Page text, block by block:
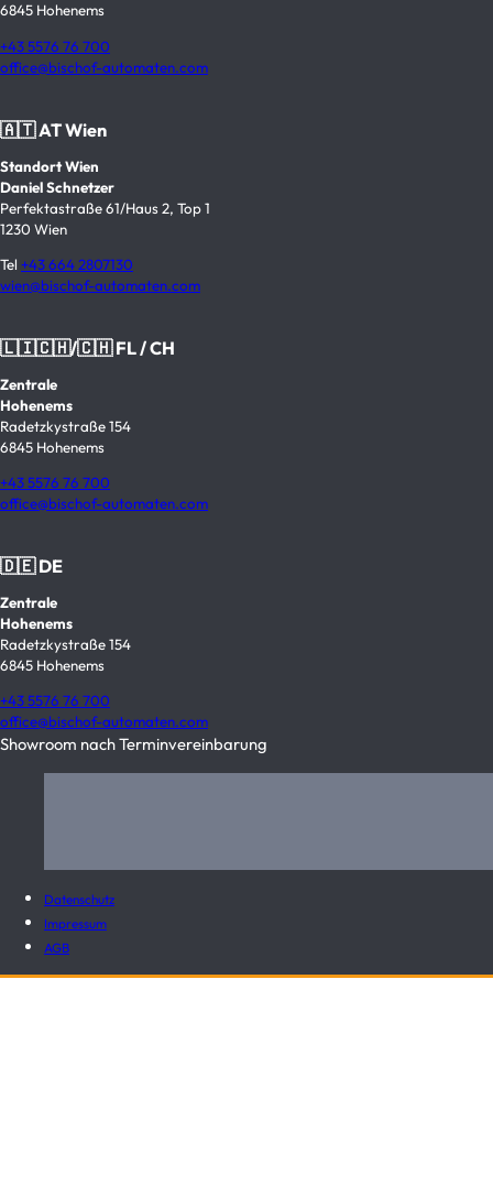
6845 Hohenems
+43 5576 76 700
office@bischof-automaten.com
🇦🇹 AT Wien
Standort Wien
Daniel Schnetzer
Perfektastraße 61/Haus 2, Top 1
1230 Wien
Tel +43 664 2807130
wien@bischof-automaten.com
🇱🇮🇨🇭/🇨🇭 FL / CH
Zentrale
Hohenems
Radetzkystraße 154
6845 Hohenems
+43 5576 76 700
office@bischof-automaten.com
🇩🇪 DE
Zentrale
Hohenems
Radetzkystraße 154
6845 Hohenems
+43 5576 76 700
office@bischof-automaten.com
Showroom nach Terminvereinbarung
Datenschutz
Impressum
AGB